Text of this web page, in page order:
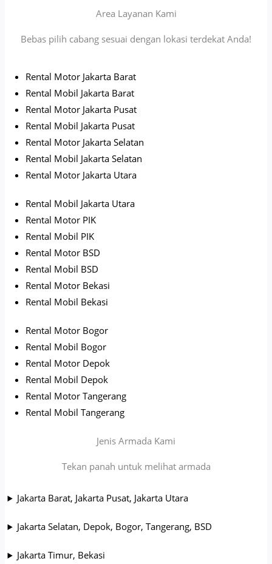
Area Layanan Kami
Bebas pilih cabang sesuai dengan lokasi terdekat Anda!
Rental Motor Jakarta Barat
Rental Mobil Jakarta Barat
Rental Motor Jakarta Pusat
Rental Mobil Jakarta Pusat
Rental Motor Jakarta Selatan
Rental Mobil Jakarta Selatan
Rental Motor Jakarta Utara
Rental Mobil Jakarta Utara
Rental Motor PIK
Rental Mobil PIK
Rental Motor BSD
Rental Mobil BSD
Rental Motor Bekasi
Rental Mobil Bekasi
Rental Motor Bogor
Rental Mobil Bogor
Rental Motor Depok
Rental Mobil Depok
Rental Motor Tangerang
Rental Mobil Tangerang
Jenis Armada Kami
Tekan panah untuk melihat armada
Jakarta Barat, Jakarta Pusat, Jakarta Utara
Jakarta Selatan, Depok, Bogor, Tangerang, BSD
Jakarta Timur, Bekasi